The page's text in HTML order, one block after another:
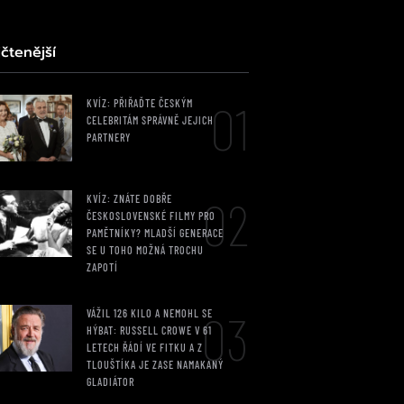
KVÍZ: PŘIŘAĎTE ČESKÝM
CELEBRITÁM SPRÁVNĚ JEJICH
PARTNERY
01
KVÍZ: ZNÁTE DOBŘE
ČESKOSLOVENSKÉ FILMY PRO
PAMĚTNÍKY? MLADŠÍ GENERACE
SE U TOHO MOŽNÁ TROCHU
ZAPOTÍ
02
VÁŽIL 126 KILO A NEMOHL SE
HÝBAT: RUSSELL CROWE V 61
LETECH ŘÁDÍ VE FITKU A Z
TLOUŠTÍKA JE ZASE NAMAKANÝ
GLADIÁTOR
03